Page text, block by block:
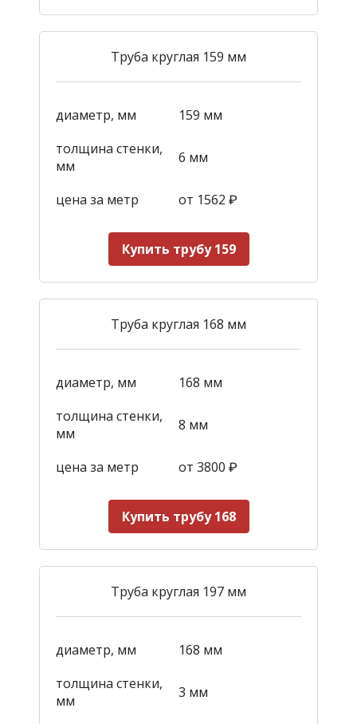
Труба круглая 159 мм
диаметр, мм
159 мм
толщина стенки,
мм
6 мм
цена за метр от 1562 ₽
Купить трубу 159
Труба круглая 168 мм
диаметр, мм
168 мм
толщина стенки,
мм
8 мм
цена за метр от 3800 ₽
Купить трубу 168
Труба круглая 197 мм
диаметр, мм
168 мм
толщина стенки,
мм
3 мм